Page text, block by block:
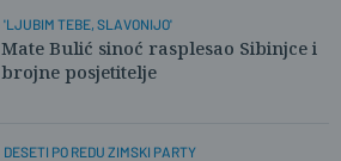
'LJUBIM TEBE, SLAVONIJO'
Mate Bulić sinoć rasplesao Sibinjce i
brojne posjetitelje
DESETI PO REDU ZIMSKI PARTY